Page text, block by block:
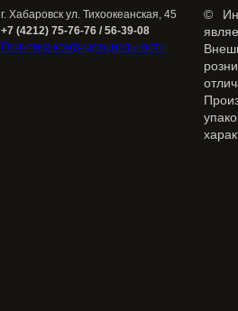
г. Хабаровск ул. Тихоокеанская, 45
+7 (4212) 75-76-76 / 56-39-08
Политика конфиденциальности
©